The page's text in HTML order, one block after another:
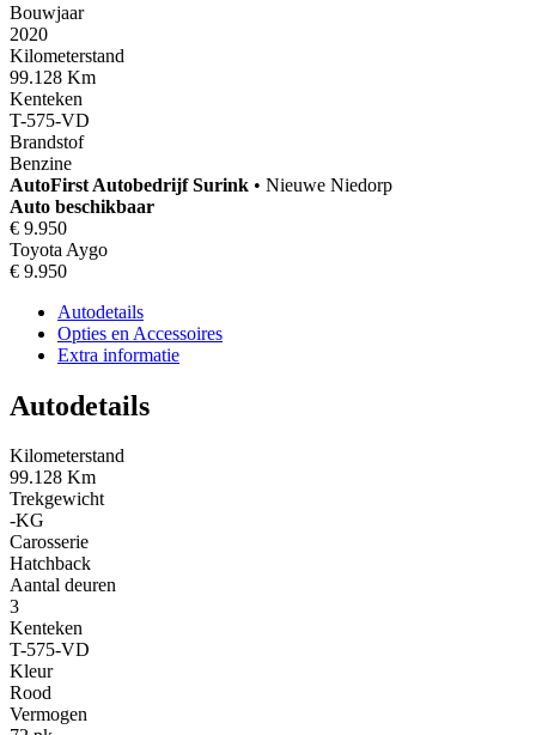
Bouwjaar
2020
Kilometerstand
99.128 Km
Kenteken
T-575-VD
Brandstof
Benzine
AutoFirst Autobedrijf Surink • Nieuwe Niedorp
Auto beschikbaar
€ 9.950
Toyota Aygo
€ 9.950
Autodetails
Opties en Accessoires
Extra informatie
Autodetails
Kilometerstand
99.128 Km
Trekgewicht
-KG
Carosserie
Hatchback
Aantal deuren
3
Kenteken
T-575-VD
Kleur
Rood
Vermogen